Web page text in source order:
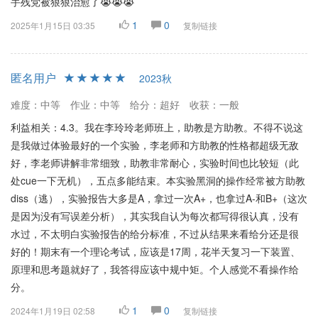
2025年1月15日 03:35 1 0 复制链接
匿名用户
2023秋
难度：中等
作业：中等 给分：超好
收获：一般
利益相关：4.3。我在李玲玲老师班上，助教是方助教。不得不说这
是我做过体验最好的一个实验，李老师和方助教的性格都超级无敌
好，李老师讲解非常细致，助教非常耐心，实验时间也比较短（此
处cue一下无机），五点多能结束。本实验黑洞的操作经常被方助教
diss（逃），实验报告大多是A，拿过一次A+，也拿过A-和B+（这次
是因为没有写误差分析），其实我自认为每次都写得很认真，没有
水过，不太明白实验报告的给分标准，不过从结果来看给分还是很
好的！期末有一个理论考试，应该是17周，花半天复习一下装置、
原理和思考题就好了，我答得应该中规中矩。个人感觉不看操作给
分。
2024年1月19日 02:58 1 0 复制链接